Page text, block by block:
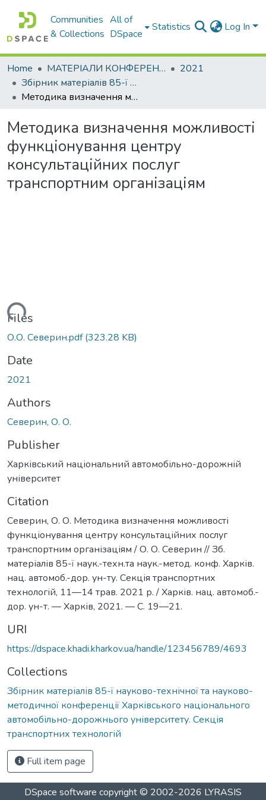
Communities
& Collections
All of
DSpace
Statistics Log In
Home МАТЕРІАЛИ КОНФЕРЕНЦІЙ
2021
Збірник матеріалів 85-ї науково-технічної та науково-методичної конференції Харківського національного автомобільно-дорожнього університету. Секція транспортних технологій
Методика визначення можливості функціонування центру консультаційних послуг транспортним організаціям
Методика визначення можливості
функціонування центру
консультаційних послуг
транспортним організаціям
Files
О.О. Северин.pdf(323.28 KB)
Date
2021
Authors
Северин, О. О.
Publisher
Харківський національний автомобільно-дорожній
університет
Citation
Северин, О. О. Методика визначення можливості
функціонування центру консультаційних послуг
транспортним організаціям / О. О. Северин // Зб.
матеріалів 85-ї наук.-техн.та наук.-метод. конф. Харків.
нац. автомоб.-дор. ун-ту. Секція транспортних
технологій, 11—14 трав. 2021 р. / Харків. нац. автомоб.-
дор. ун-т. — Харків, 2021. — С. 19—21.
URI
https://dspace.khadi.kharkov.ua/handle/123456789/4693
Collections
Збірник матеріалів 85-ї науково-технічної та науково-
методичної конференції Харківського національного
автомобільно-дорожнього університету. Секція
транспортних технологій
Full item page
DSpace software copyright © 2002-2026 LYRASIS